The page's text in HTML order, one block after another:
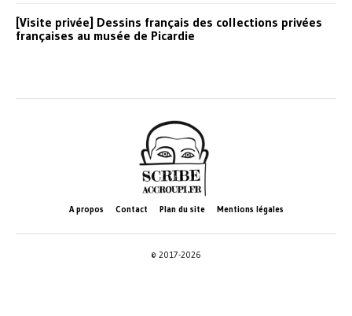
[Visite privée] Dessins français des collections privées
françaises au musée de Picardie
A propos Contact Plan du site Mentions légales
© 2017-2026